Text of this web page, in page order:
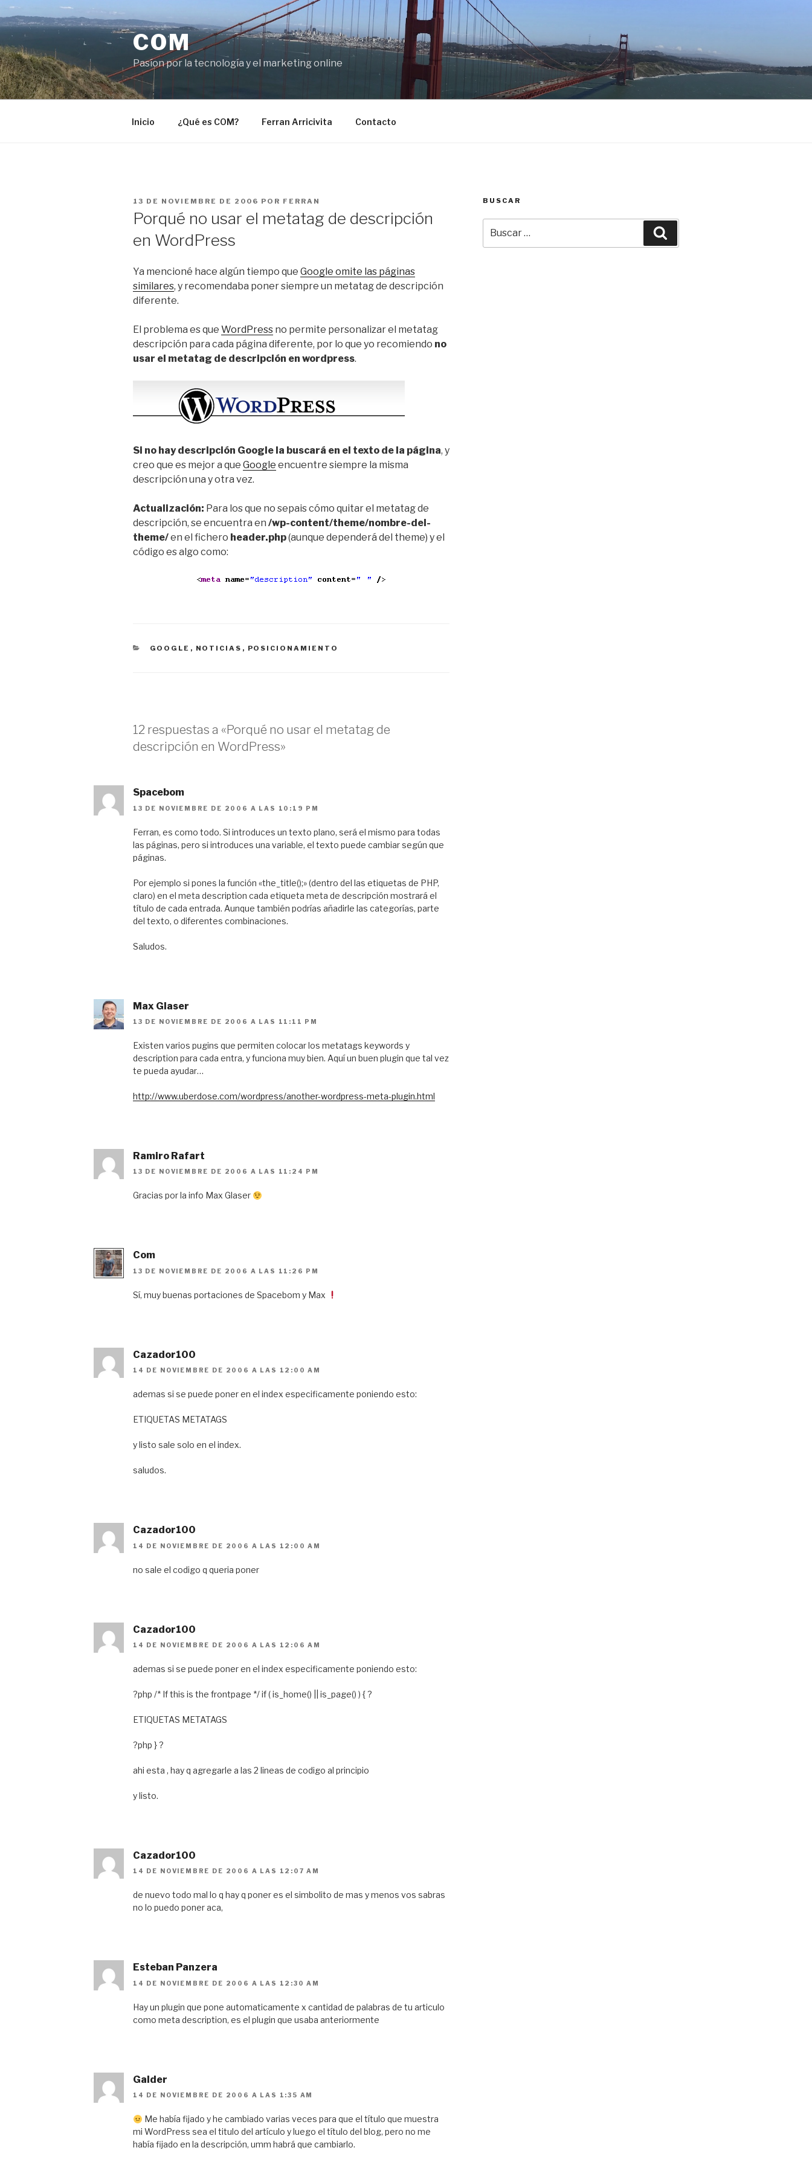
Saltar
al
contenido
COM
Pasíon por la tecnología y el marketing online
Inicio ¿Qué es COM? Ferran Arricivita Contacto
PUBLICADO
13 DE NOVIEMBRE DE 2006 POR FERRAN
Porqué no usar el metatag de descripción
en WordPress
Ya mencioné hace algún tiempo que Google omite las páginas
similares, y recomendaba poner siempre un metatag de descripción
diferente.
El problema es que WordPress no permite personalizar el metatag
descripción para cada página diferente, por lo que yo recomiendo no
usar el metatag de descripción en wordpress.
Si no hay descripción Google la buscará en el texto de la página, y
creo que es mejor a que Google encuentre siempre la misma
descripción una y otra vez.
Actualización: Para los que no sepais cómo quitar el metatag de
descripción, se encuentra en /wp-content/theme/nombre-del-
theme/en el fichero header.php(aunque dependerá del theme) y el
código es algo como:
CATEGORÍAS
GOOGLE , NOTICIAS , POSICIONAMIENTO
12 respuestas a «Porqué no usar el metatag de
descripción en WordPress»
Spacebom
13 DE NOVIEMBRE DE 2006 A LAS 10:19 PM
Ferran, es como todo. Si introduces un texto plano, será el mismo para todas
las páginas, pero si introduces una variable, el texto puede cambiar según que
páginas.
Por ejemplo si pones la función «the_title();» (dentro del las etiquetas de PHP,
claro) en el meta description cada etiqueta meta de descripción mostrará el
título de cada entrada. Aunque también podrías añadirle las categorías, parte
del texto, o diferentes combinaciones.
Saludos.
Max Glaser
13 DE NOVIEMBRE DE 2006 A LAS 11:11 PM
Existen varios pugins que permiten colocar los metatags keywords y
description para cada entra, y funciona muy bien. Aquí un buen plugin que tal vez
te pueda ayudar…
http://www.uberdose.com/wordpress/another-wordpress-meta-plugin.html
Ramiro Rafart
13 DE NOVIEMBRE DE 2006 A LAS 11:24 PM
Gracias por la info Max Glaser
Com
13 DE NOVIEMBRE DE 2006 A LAS 11:26 PM
Sí, muy buenas portaciones de Spacebom y Max
Cazador100
14 DE NOVIEMBRE DE 2006 A LAS 12:00 AM
ademas si se puede poner en el index especificamente poniendo esto:
ETIQUETAS METATAGS
y listo sale solo en el index.
saludos.
Cazador100
14 DE NOVIEMBRE DE 2006 A LAS 12:00 AM
no sale el codigo q queria poner
Cazador100
14 DE NOVIEMBRE DE 2006 A LAS 12:06 AM
ademas si se puede poner en el index especificamente poniendo esto:
?php /* If this is the frontpage */ if ( is_home() || is_page() ) { ?
ETIQUETAS METATAGS
?php } ?
ahi esta , hay q agregarle a las 2 lineas de codigo al principio
y listo.
Cazador100
14 DE NOVIEMBRE DE 2006 A LAS 12:07 AM
de nuevo todo mal lo q hay q poner es el simbolito de mas y menos vos sabras
no lo puedo poner aca,
Esteban Panzera
14 DE NOVIEMBRE DE 2006 A LAS 12:30 AM
Hay un plugin que pone automaticamente x cantidad de palabras de tu articulo
como meta description, es el plugin que usaba anteriormente
Galder
14 DE NOVIEMBRE DE 2006 A LAS 1:35 AM
Me había fijado y he cambiado varias veces para que el título que muestra
mi WordPress sea el titulo del artículo y luego el título del blog, pero no me
había fijado en la descripción, umm habrá que cambiarlo.
BUSCAR
por: